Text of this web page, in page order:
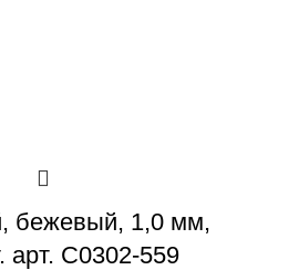
бежевый, 1,0 мм,
арт. С0302-559